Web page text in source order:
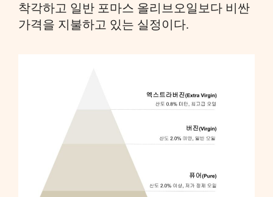
착각하고 일반 포마스 올리브오일보다 비싼
가격을 지불하고 있는 실정이다.